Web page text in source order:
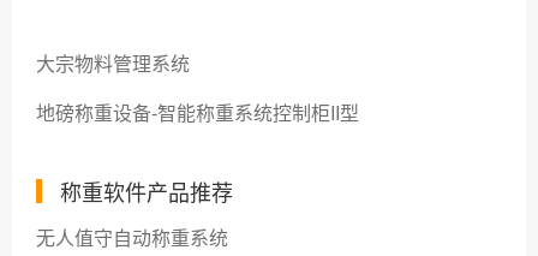
大宗物料管理系统
地磅称重设备-智能称重系统控制柜II型
称重软件产品推荐
无人值守自动称重系统